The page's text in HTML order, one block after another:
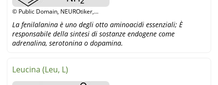
© Public Domain, NEUROtiker,
La fenilalanina è uno degli otto aminoacidi essenziali; È
responsabile della sintesi di sostanze endogene come
adrenalina, serotonina o dopamina.
Leucina (Leu, L)